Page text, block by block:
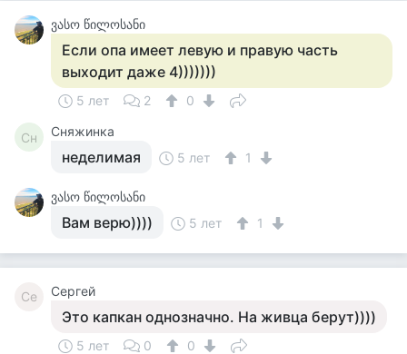
ვასო წილოსანი
Если опа имеет левую и правую часть
выходит даже 4)))))))
5 лет 2 0
Сн Сняжинка
неделимая 5 лет 1
ვასო წილოსანი
Вам верю)))) 5 лет 1
Се Сергей
Это капкан однозначно. На живца берут))))
5 лет 0 0